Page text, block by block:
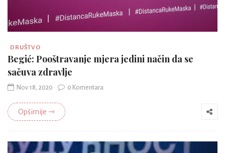
DRUŠTVO
Begić: Pooštravanje mjera jedini način da se
sačuva zdravlje
Nov 18, 2020 0 Komentara
Opširnije ⇾